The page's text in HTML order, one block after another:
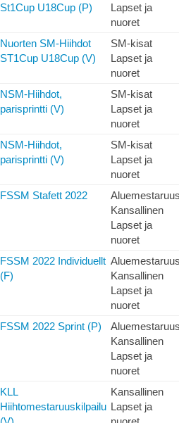
St1Cup U18Cup (P)
Lapset ja
nuoret
Nuorten SM-Hiihdot
ST1Cup U18Cup (V)
SM-kisat
Lapset ja
nuoret
NSM-Hiihdot,
parisprintti (V)
SM-kisat
Lapset ja
nuoret
NSM-Hiihdot,
parisprintti (V)
SM-kisat
Lapset ja
nuoret
FSSM Stafett 2022
Kansallinen
Lapset ja
nuoret
FSSM 2022 Individuellt
(F)
Kansallinen
Lapset ja
nuoret
FSSM 2022 Sprint (P)
Kansallinen
Lapset ja
nuoret
KLL
Hiihtomestaruuskilpailu
Kansallinen
Lapset ja